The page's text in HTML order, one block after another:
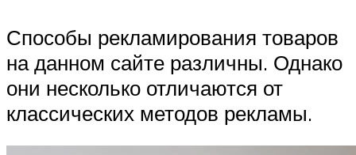
Способы рекламирования товаров
на данном сайте различны. Однако
они несколько отличаются от
классических методов рекламы.